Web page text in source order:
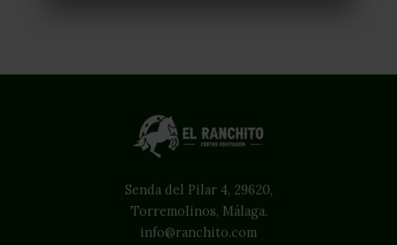
Senda del Pilar 4, 29620,
Torremolinos, Málaga.
info@ranchito.com